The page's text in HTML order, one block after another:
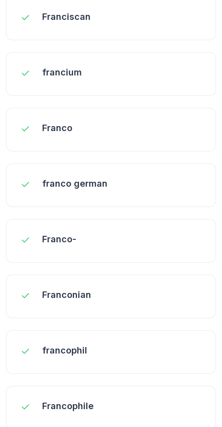
Franciscan
francium
Franco
franco german
Franco-
Franconian
francophil
Francophile